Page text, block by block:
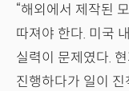
“해외에서 제작된
따져야 한다. 미국
실력이 문제였다.
진행하다가 일이